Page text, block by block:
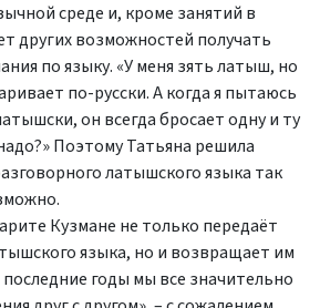
среде и, кроме занятий в
других возможностей получать
по языку. «У меня зять латыш, но
по-русски. А когда я пытаюсь
он всегда бросает одну и ту
Поэтому Татьяна решила
латышского языка так
Кузмане не только передаёт
языка, но и возвращает им
годы мы все значительно